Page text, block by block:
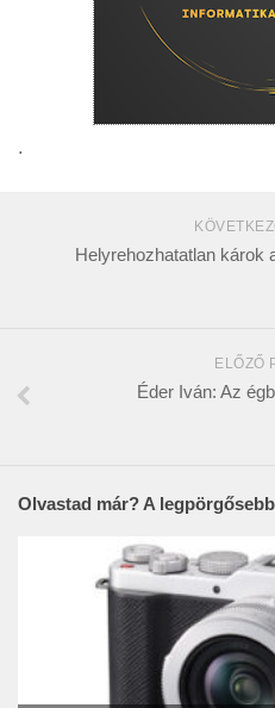
.
Helyrehozhatatlan károk
ELŐZŐ
Éder Iván: Az
Olvastad már? A